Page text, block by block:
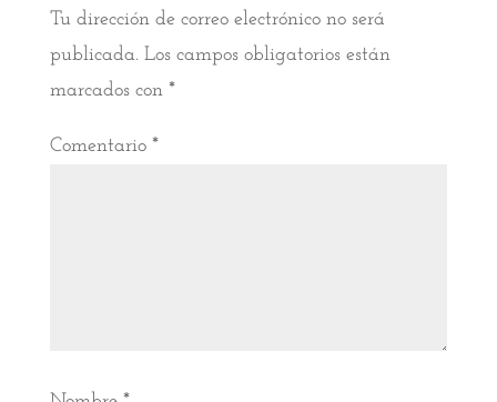
Tu dirección de correo electrónico no será
publicada. Los campos obligatorios están
marcados con *
Comentario *